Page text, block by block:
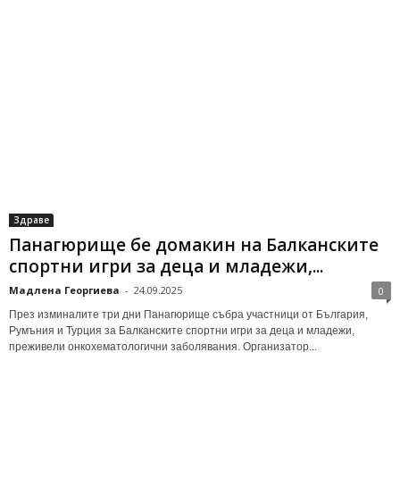
Здраве
Панагюрище бе домакин на Балканските
спортни игри за деца и младежи,...
Мадлена Георгиева - 24.09.2025 0
През изминалите три дни Панагюрище събра участници от България,
Румъния и Турция за Балканските спортни игри за деца и младежи,
преживели онкохематологични заболявания. Организатор...